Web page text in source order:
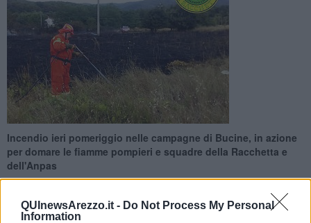
QUInewsArezzo.it - Do Not Process My Personal
Information
Incendio ieri pomeriggio nelle campagne di Bucine, in azione
per domare le fiamme pompieri e squadre della Racchetta e
dell'Anpas